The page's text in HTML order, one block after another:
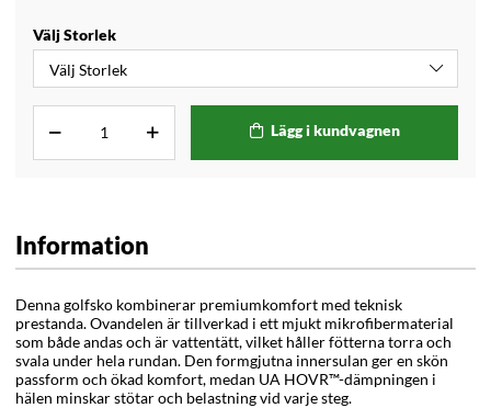
Välj Storlek
Lägg i kundvagnen
Information
Denna golfsko kombinerar premiumkomfort med teknisk
prestanda. Ovandelen är tillverkad i ett mjukt mikrofibermaterial
som både andas och är vattentätt, vilket håller fötterna torra och
svala under hela rundan. Den formgjutna innersulan ger en skön
passform och ökad komfort, medan UA HOVR™-dämpningen i
hälen minskar stötar och belastning vid varje steg.